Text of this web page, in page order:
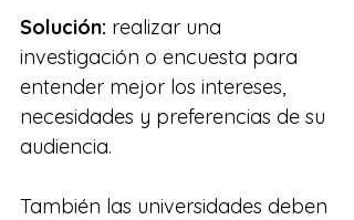
Solución: realizar una
investigación o encuesta para
entender mejor los intereses,
necesidades y preferencias de su
audiencia.
También las universidades deben